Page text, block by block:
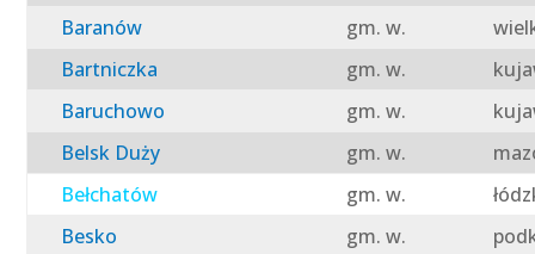
Baranów
gm. w.
Bartniczka
gm. w.
Baruchowo
gm. w.
Belsk Duży
gm. w.
Bełchatów
gm. w.
Besko
gm. w.